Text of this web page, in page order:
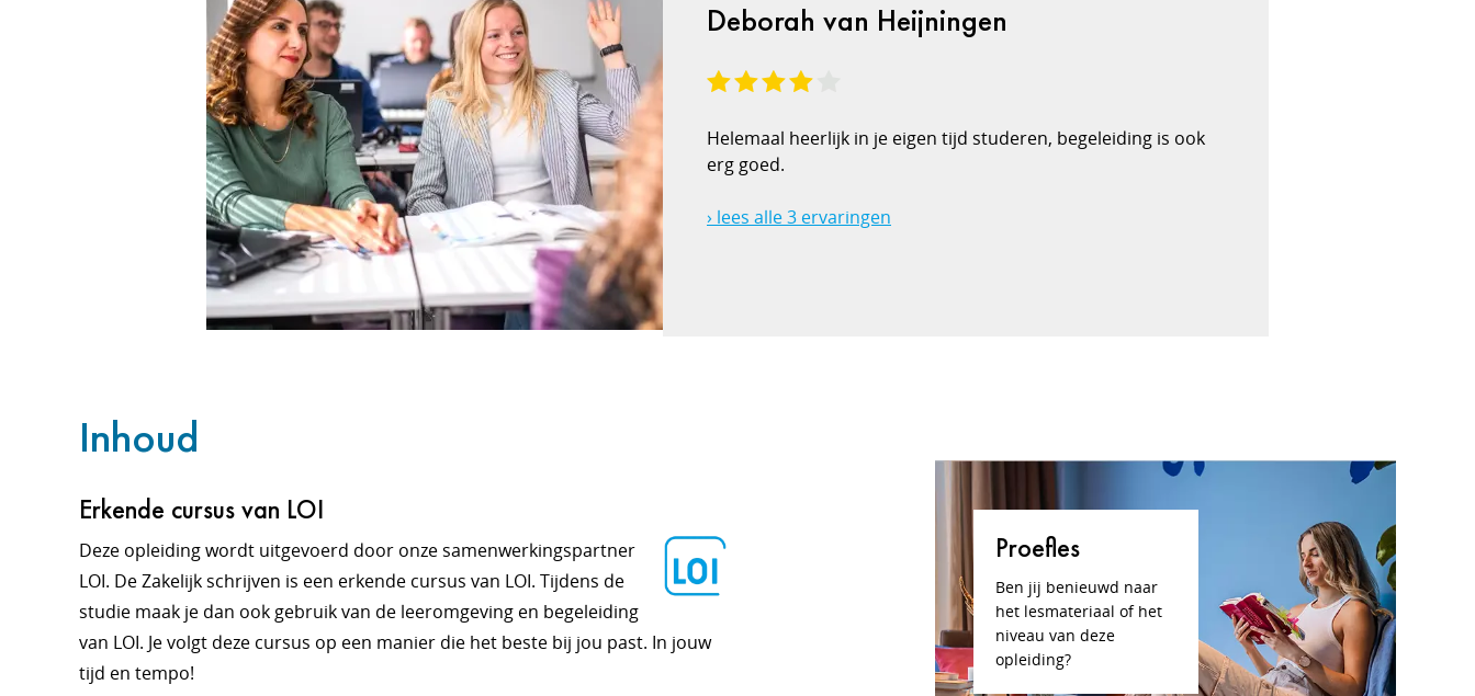
Deborah van Heijningen
Helemaal heerlijk in je eigen tijd studeren, begeleiding is ook
erg goed.
› lees alle 3 ervaringen
Inhoud
Proefles
Ben jij benieuwd naar
het lesmateriaal of het
niveau van deze
opleiding?
Erkende cursus van LOI
Deze opleiding wordt uitgevoerd door onze samenwerkingspartner
LOI. De Zakelijk schrijven is een erkende cursus van LOI. Tijdens de
studie maak je dan ook gebruik van de leeromgeving en begeleiding
van LOI. Je volgt deze cursus op een manier die het beste bij jou past. In jouw
tijd en tempo!